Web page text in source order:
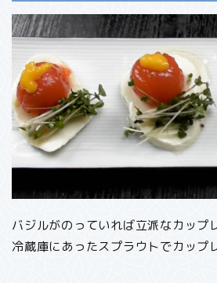
バジルがのっていれば立派なカップ
冷蔵庫にあったスプラウトでカップ